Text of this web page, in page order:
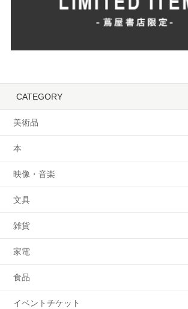
CATEGORY
美術品
本
映像・音楽
文具
雑貨
家電
食品
イベントチケット